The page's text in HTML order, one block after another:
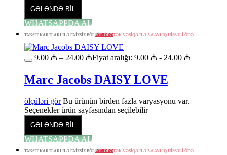
GƏLƏNDƏ BİL
WHATSAPPDA AL
TAKSİT KARTLARI İLƏ FAİZSİZ BÖLBÖL ÖDƏTƏK VƏSİQƏ İLƏ 2-6 AYLIQ HİSSƏLİ ÖDƏ
9.00 ₼ – 24.00 ₼Fiyat aralığı: 9.00 ₼ - 24.00 ₼
Marc Jacobs DAISY LOVE
ölçüləri gör Bu ürünün birden fazla varyasyonu var.
Seçenekler ürün sayfasından seçilebilir
GƏLƏNDƏ BİL
WHATSAPPDA AL
TAKSİT KARTLARI İLƏ FAİZSİZ BÖLBÖL ÖDƏTƏK VƏSİQƏ İLƏ 2-6 AYLIQ HİSSƏLİ ÖDƏ